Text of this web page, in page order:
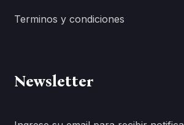
Terminos y condiciones
Newsletter